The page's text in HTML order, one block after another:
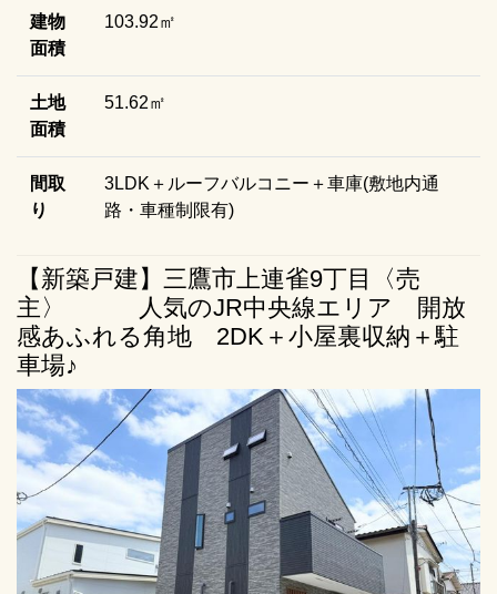
建物
面積
103.92㎡
土地
面積
51.62㎡
間取
り
3LDK＋ルーフバルコニー＋車庫(敷地内通
路・車種制限有)
【新築戸建】三鷹市上連雀9丁目〈売
主〉 人気のJR中央線エリア 開放
感あふれる角地 2DK＋小屋裏収納＋駐
車場♪